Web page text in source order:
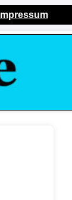
Impressum